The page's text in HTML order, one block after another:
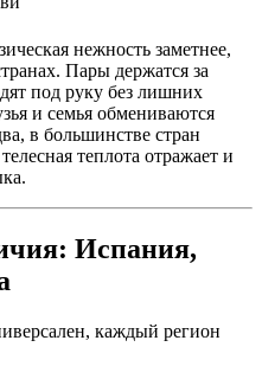
нежность заметнее,
Пары держатся за
под руку без лишних
и семья обмениваются
в большинстве стран
теплота отражает и
Испания,
каждый регион